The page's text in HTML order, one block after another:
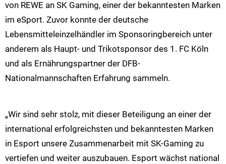
von REWE an SK Gaming, einer der bekanntesten Marken
im eSport. Zuvor konnte der deutsche
Lebensmitteleinzelhändler im Sponsoringbereich unter
anderem als Haupt- und Trikotsponsor des 1. FC Köln
und als Ernährungspartner der DFB-
Nationalmannschaften Erfahrung sammeln.
„Wir sind sehr stolz, mit dieser Beteiligung an einer der
international erfolgreichsten und bekanntesten Marken
in Esport unsere Zusammenarbeit mit SK-Gaming zu
vertiefen und weiter auszubauen. Esport wächst national